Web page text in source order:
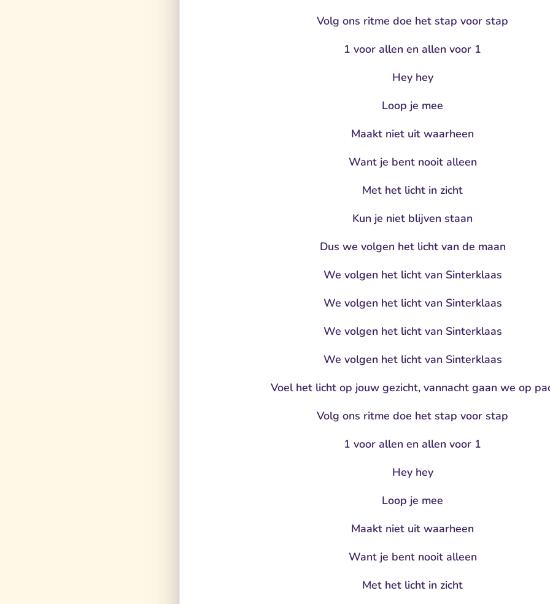
Volg ons ritme doe het stap voor stap
1 voor allen en allen voor 1
Hey hey
Loop je mee
Maakt niet uit waarheen
Want je bent nooit alleen
Met het licht in zicht
Kun je niet blijven staan
Dus we volgen het licht van de maan
We volgen het licht van Sinterklaas
We volgen het licht van Sinterklaas
We volgen het licht van Sinterklaas
We volgen het licht van Sinterklaas
Voel het licht op jouw gezicht, vannacht gaan we op
Volg ons ritme doe het stap voor stap
1 voor allen en allen voor 1
Hey hey
Loop je mee
Maakt niet uit waarheen
Want je bent nooit alleen
Met het licht in zicht